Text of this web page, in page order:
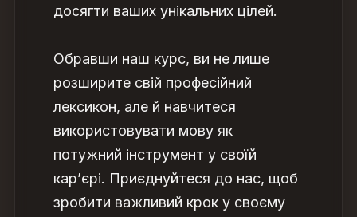
досягти ваших унікальних цілей.
Обравши наш курс, ви не лише
розширите свій професійний
лексикон, але й навчитеся
використовувати мову як
потужний інструмент у своїй
кар’єрі. Приєднуйтеся до нас, щоб
зробити важливий крок у своєму